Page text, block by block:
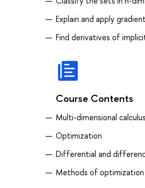
Explain and apply
Find derivatives of
Course Contents
Multi-dimensional calculus
Optimization
Differential and
Methods of optimization